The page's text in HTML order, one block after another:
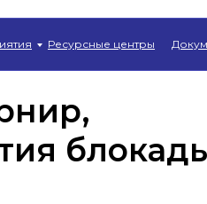
Ресурсные центры